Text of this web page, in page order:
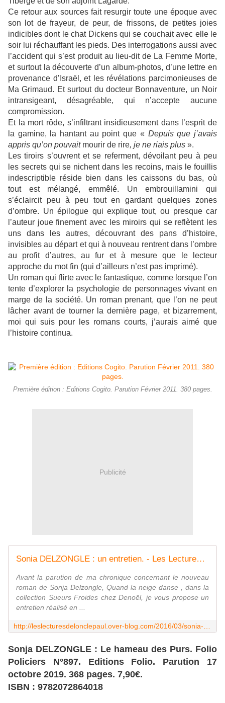
Ce retour aux sources fait resurgir toute une époque avec
son lot de frayeur, de peur, de frissons, de petites joies
indicibles dont le chat Dickens qui se couchait avec elle le
soir lui réchauffant les pieds. Des interrogations aussi avec
l’accident qui s’est produit au lieu-dit de La Femme Morte,
et surtout la découverte d’un album-photos, d’une lettre en
provenance d’Israël, et les révélations parcimonieuses de
Ma Grimaud. Et surtout du docteur Bonnaventure, un Noir
intransigeant, désagréable, qui n’accepte aucune
compromission.
Et la mort rôde, s’infiltrant insidieusement dans l’esprit de
la gamine, la hantant au point que « Depuis que j’avais
appris qu’on pouvait mourir de rire, je ne riais plus ».
Les tiroirs s’ouvrent et se referment, dévoilant peu à peu
les secrets qui se nichent dans les recoins, mais le fouillis
indescriptible réside bien dans les caissons du bas, où
tout est mélangé, emmêlé. Un embrouillamini qui
s’éclaircit peu à peu tout en gardant quelques zones
d’ombre. Un épilogue qui explique tout, ou presque car
l’auteur joue finement avec les miroirs qui se reflètent les
uns dans les autres, découvrant des pans d’histoire,
invisibles au départ et qui à nouveau rentrent dans l’ombre
au profit d’autres, au fur et à mesure que le lecteur
approche du mot fin (qui d’ailleurs n’est pas imprimé).
Un roman qui flirte avec le fantastique, comme lorsque l’on
tente d’explorer la psychologie de personnages vivant en
marge de la société. Un roman prenant, que l’on ne peut
lâcher avant de tourner la dernière page, et bizarrement,
moi qui suis pour les romans courts, j’aurais aimé que
l’histoire continua.
Première édition : Editions Cogito. Parution Février 2011. 380 pages.
Publicité
Sonia DELZONGLE : un entretien. - Les Lectures de l'Oncle Paul
Avant la parution de ma chronique concernant le nouveau
roman de Sonja Delzongle, Quand la neige danse , dans la
collection Sueurs Froides chez Denoël, je vous propose un
entretien réalisé en ...
Sonja DELZONGLE : Le hameau des Purs. Folio
Policiers N°897. Editions Folio. Parution 17
octobre 2019. 368 pages. 7,90€.
ISBN : 9782072864018